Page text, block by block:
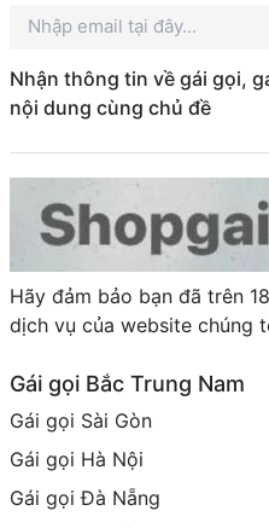
Tuy nhiên, hãy nhớ rằng
an toàn cho bản thân và
định. Chúc bạn có một
Rịa Vũng Tàu!
Nhận thông tin về gái gọi,
nội dung cùng chủ đề
Hãy đảm bảo bạn đã trên
dịch vụ của website chúng
Gái gọi Bắc Trung Nam
Gái gọi Sài Gòn
Gái gọi Hà Nội
Gái gọi Đà Nẵng